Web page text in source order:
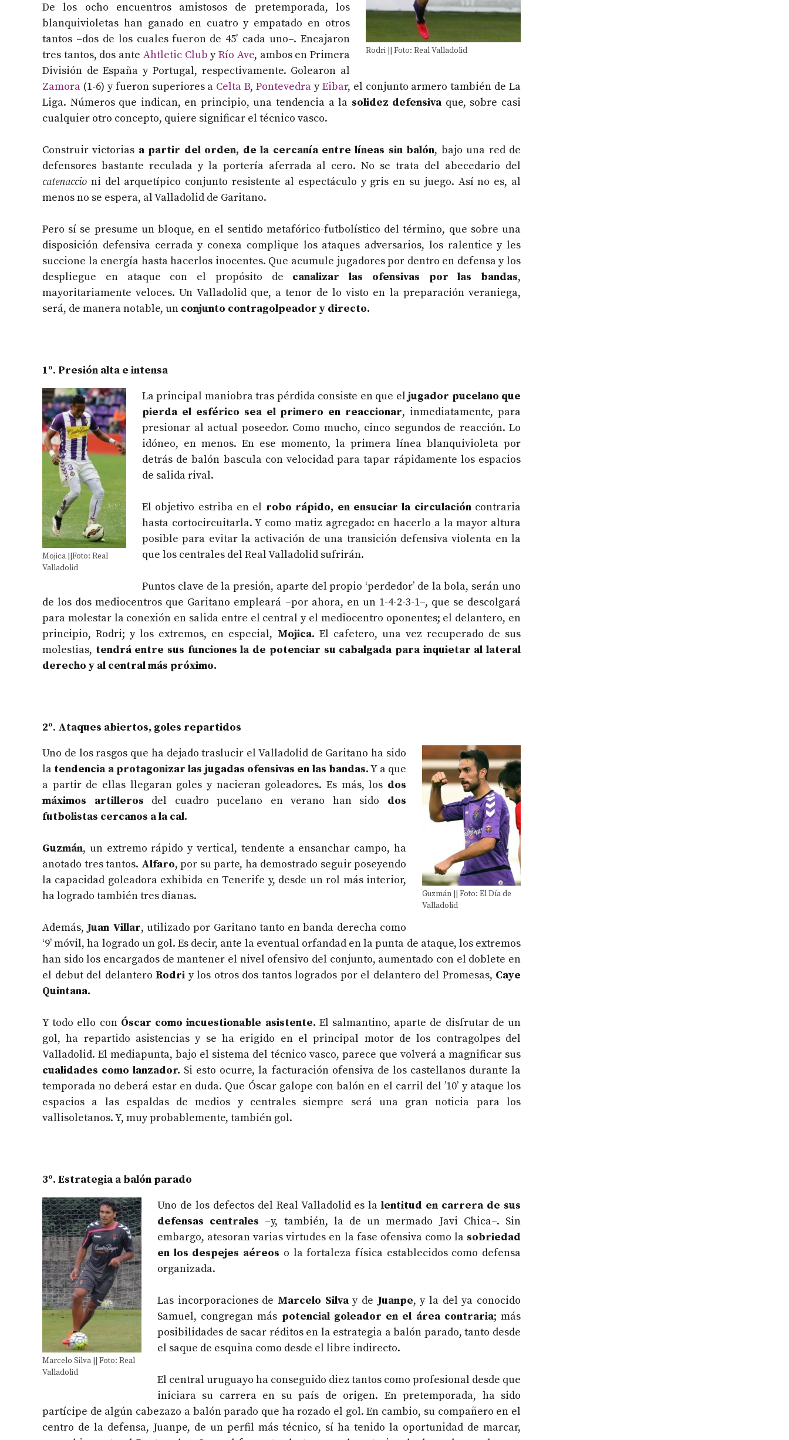
Rodri || Foto: Real Valladolid
De los ocho encuentros amistosos de pretemporada, los
blanquivioletas han ganado en cuatro y empatado en otros
tantos –dos de los cuales fueron de 45′ cada uno–. Encajaron
tres tantos, dos ante Ahtletic Club yRío Ave, ambos en Primera
División de España y Portugal, respectivamente. Golearon al
Zamora (1-6) y fueron superiores a Celta B, Pontevedra yEibar, el conjunto armero también de La
Liga. Números que indican, en principio, una tendencia a la solidez defensiva que, sobre casi
cualquier otro concepto, quiere significar el técnico vasco.
Construir victorias a partir del orden, de la cercanía entre líneas sin balón, bajo una red de
defensores bastante reculada y la portería aferrada al cero. No se trata del abecedario del
catenaccio ni del arquetípico conjunto resistente al espectáculo y gris en su juego. Así no es, al
menos no se espera, al Valladolid de Garitano.
Pero sí se presume un bloque, en el sentido metafórico-futbolístico del término, que sobre una
disposición defensiva cerrada y conexa complique los ataques adversarios, los ralentice y les
succione la energía hasta hacerlos inocentes. Que acumule jugadores por dentro en defensa y los
despliegue en ataque con el propósito de canalizar las ofensivas por las bandas,
mayoritariamente veloces. Un Valladolid que, a tenor de lo visto en la preparación veraniega,
será, de manera notable, un conjunto contragolpeador y directo.
1º. Presión alta e intensa
Mojica ||Foto: Real
Valladolid
La principal maniobra tras pérdida consiste en que eljugador pucelano que
pierda el esférico sea el primero en reaccionar, inmediatamente, para
presionar al actual poseedor. Como mucho, cinco segundos de reacción. Lo
idóneo, en menos. En ese momento, la primera línea blanquivioleta por
detrás de balón bascula con velocidad para tapar rápidamente los espacios
de salida rival.
El objetivo estriba en el robo rápido, en ensuciar la circulacióncontraria
hasta cortocircuitarla. Y como matiz agregado: en hacerlo a la mayor altura
posible para evitar la activación de una transición defensiva violenta en la
que los centrales del Real Valladolid sufrirán.
Puntos clave de la presión, aparte del propio ‘perdedor’ de la bola, serán uno
de los dos mediocentros que Garitano empleará –por ahora, en un 1-4-2-3-1–, que se descolgará
para molestar la conexión en salida entre el central y el mediocentro oponentes; el delantero, en
principio, Rodri; y los extremos, en especial, Mojica. El cafetero, una vez recuperado de sus
molestias, tendrá entre sus funciones la de potenciar su cabalgada para inquietar al lateral
derecho y al central más próximo.
2º. Ataques abiertos, goles repartidos
Guzmán || Foto: El Día de
Valladolid
Uno de los rasgos que ha dejado traslucir el Valladolid de Garitano ha sido
la tendencia a protagonizar las jugadas ofensivas en las bandas.Y a que
a partir de ellas llegaran goles y nacieran goleadores. Es más, los dos
máximos artilleros del cuadro pucelano en verano han sido dos
futbolistas cercanos a la cal.
Guzmán, un extremo rápido y vertical, tendente a ensanchar campo, ha
anotado tres tantos. Alfaro, por su parte, ha demostrado seguir poseyendo
la capacidad goleadora exhibida en Tenerife y, desde un rol más interior,
ha logrado también tres dianas.
Además, Juan Villar, utilizado por Garitano tanto en banda derecha como
‘9’ móvil, ha logrado un gol. Es decir, ante la eventual orfandad en la punta de ataque, los extremos
han sido los encargados de mantener el nivel ofensivo del conjunto, aumentado con el doblete en
el debut del delantero Rodri y los otros dos tantos logrados por el delantero del Promesas, Caye
Quintana.
Y todo ello con Óscar como incuestionable asistente. El salmantino, aparte de disfrutar de un
gol, ha repartido asistencias y se ha erigido en el principal motor de los contragolpes del
Valladolid. El mediapunta, bajo el sistema del técnico vasco, parece que volverá a magnificar sus
cualidades como lanzador. Si esto ocurre, la facturación ofensiva de los castellanos durante la
temporada no deberá estar en duda. Que Óscar galope con balón en el carril del ’10’ y ataque los
espacios a las espaldas de medios y centrales siempre será una gran noticia para los
vallisoletanos. Y, muy probablemente, también gol.
3º. Estrategia a balón parado
Marcelo Silva || Foto: Real
Valladolid
Uno de los defectos del Real Valladolid es lalentitud en carrera de sus
defensas centrales –y, también, la de un mermado Javi Chica–. Sin
embargo, atesoran varias virtudes en la fase ofensiva como la sobriedad
en los despejes aéreos o la fortaleza física establecidos como defensa
organizada.
Las incorporaciones de Marcelo Silvay de Juanpe, y la del ya conocido
Samuel, congregan más potencial goleador en el área contraria; más
posibilidades de sacar réditos en la estrategia a balón parado, tanto desde
el saque de esquina como desde el libre indirecto.
El central uruguayo ha conseguido diez tantos como profesional desde que
iniciara su carrera en su país de origen. En pretemporada, ha sido
partícipe de algún cabezazo a balón parado que ha rozado el gol. En cambio, su compañero en el
centro de la defensa, Juanpe, de un perfil más técnico, sí ha tenido la oportunidad de marcar,